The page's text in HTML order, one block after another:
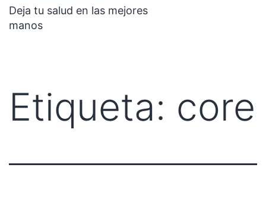
Deja tu salud en las mejores
manos
Etiqueta: core